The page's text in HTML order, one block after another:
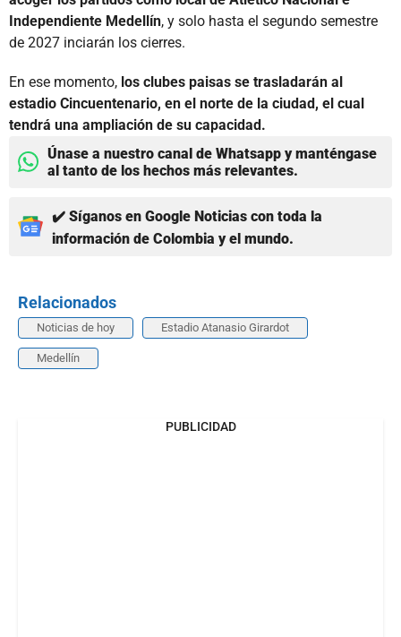
Independiente Medellín, y solo hasta el segundo semestre
de 2027 inciarán los cierres.
En ese momento, los clubes paisas se trasladarán al
estadio Cincuentenario, en el norte de la ciudad, el cual
tendrá una ampliación de su capacidad.
Únase a nuestro canal de Whatsapp y manténgase
al tanto de los hechos más relevantes.
✔️ Síganos en Google Noticias con toda la
información de Colombia y el mundo.
Relacionados
Noticias de hoy Estadio Atanasio Girardot
Medellín
PUBLICIDAD